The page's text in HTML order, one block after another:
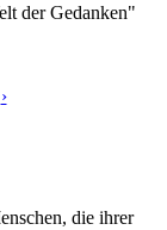
der Gedanken"
›
die ihrer